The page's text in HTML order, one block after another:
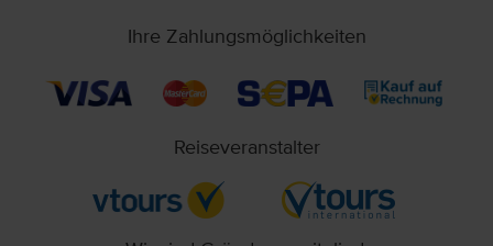
Ihre Zahlungsmöglichkeiten
Reiseveranstalter